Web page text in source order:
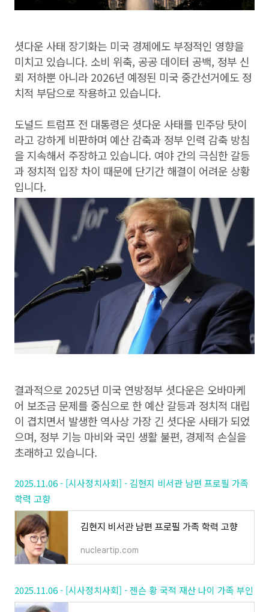
셧다운 사태 장기화는 미국 경제에도 부정적인 영향을
미치고 있습니다. 소비 위축, 공공 데이터 공백, 정부 신
뢰 저하뿐 아니라 2026년 예정된 미국 중간선거에도 정
치적 부담으로 작용하고 있습니다.
도널드 트럼프 전 대통령은 셧다운 사태를 민주당 탓이
라고 강하게 비판하며 예산 감축과 정부 인력 감축 방침
을 지속해서 주장하고 있습니다. 여야 간의 극심한 갈등
과 정치적 입장 차이 때문에 단기간 해결이 어려운 상황
입니다.
결과적으로 2025년 미국 연방정부 셧다운은 오바마케
어 보조금 문제를 중심으로 한 예산 갈등과 정치적 대립
이 겹치면서 발생한 역사상 가장 긴 셧다운 사태가 되었
으며, 정부 기능 마비와 국민 생활 불편, 경제적 손실을
초래하고 있습니다.
2025.11.06 - [시사정치사회] - 김현지 비서관 남편 프로필 가족
학력 고향
김현지 비서관 남편 프로필 가족 학력 고향
nucleartip.com
2025.11.06 - [시사정치사회] - 젠슨 황 국적 재산 나이 가족 부인